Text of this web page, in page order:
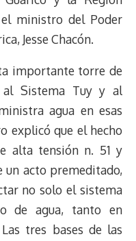
ministro del Poder
Jesse Chacón.
importante torre de
al Sistema Tuy y al
agua en esas
explicó que el hecho
alta tensión n. 51 y
un acto premeditado,
no solo el sistema
de agua, tanto en
tres bases de las